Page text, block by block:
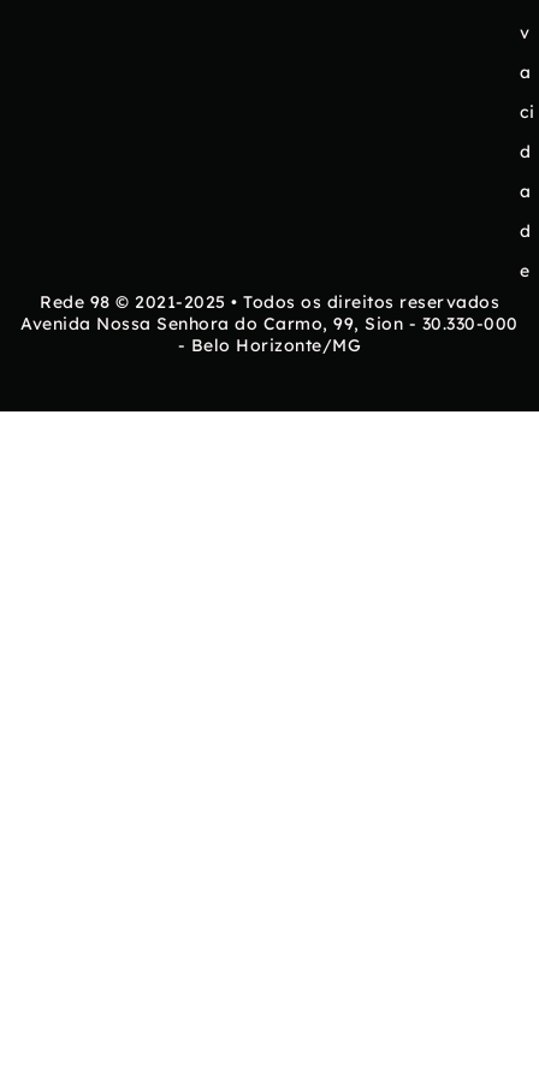
v
a
ci
d
a
d
e
Rede 98 © 2021-2025 • Todos os direitos reservados
Avenida Nossa Senhora do Carmo, 99, Sion - 30.330-000
- Belo Horizonte/MG